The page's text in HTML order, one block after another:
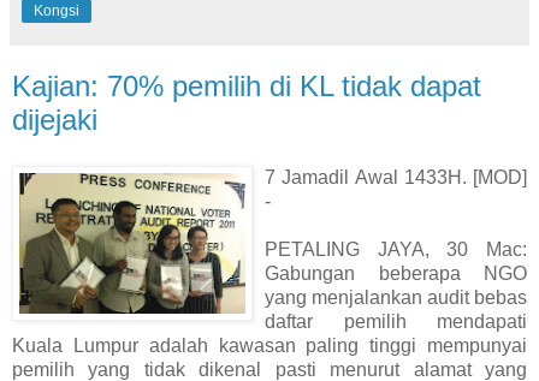
Kongsi
Kajian: 70% pemilih di KL tidak dapat
dijejaki
7 Jamadil Awal 1433H. [MOD]
-
PETALING JAYA, 30 Mac:
Gabungan beberapa NGO
yang menjalankan audit bebas
daftar pemilih mendapati
Kuala Lumpur adalah kawasan paling tinggi mempunyai
pemilih yang tidak dikenal pasti menurut alamat yang